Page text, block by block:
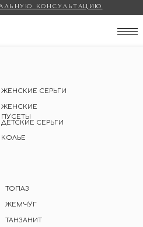
КОНСУЛЬТАЦИЮ
ЖЕНСКИЕ СЕРЬГИ
ЖЕНСКИЕ
ПУСЕТЫ
ДЕТСКИЕ СЕРЬГИ
КОЛЬЕ
ТОПАЗ
ЖЕМЧУГ
ТАНЗАНИТ